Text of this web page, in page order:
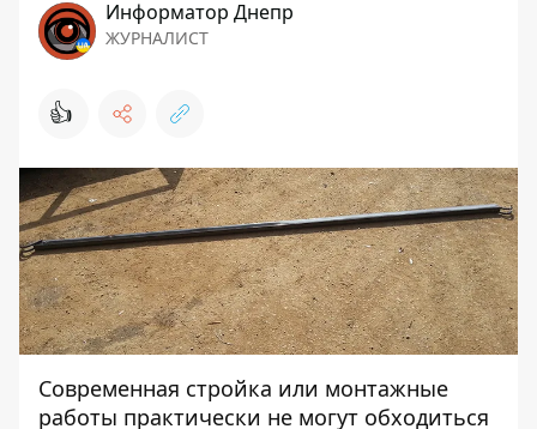
Информатор Днепр
ЖУРНАЛИСТ
👍
Современная стройка или монтажные
работы практически не могут обходиться